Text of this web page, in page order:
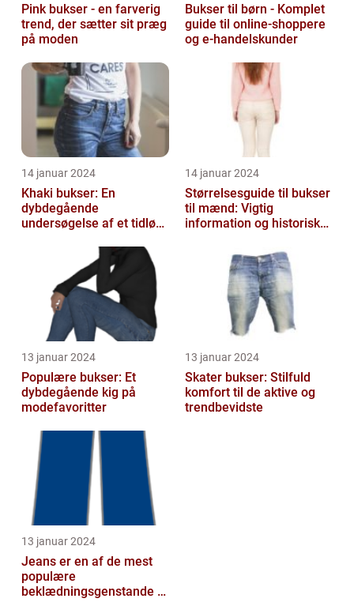
Pink bukser - en farverig
trend, der sætter sit præg
på moden
Bukser til børn - Komplet
guide til online-shoppere
og e-handelskunder
14 januar 2024
Khaki bukser: En
dybdegående
undersøgelse af et tidløst
14 januar 2024
Størrelsesguide til bukser
til mænd: Vigtig
information og historisk
13 januar 2024
Populære bukser: Et
dybdegående kig på
modefavoritter
13 januar 2024
Skater bukser: Stilfuld
komfort til de aktive og
trendbevidste
13 januar 2024
Jeans er en af de mest
populære
beklædningsgenstande til